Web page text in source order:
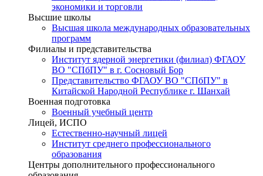
экономики и торговли
Высшие школы
Высшая школа международных образовательных
программ
Филиалы и представительства
Институт ядерной энергетики (филиал) ФГАОУ
ВО "СПбПУ" в г. Сосновый Бор
Представительство ФГАОУ ВО "СПбПУ" в
Китайской Народной Республике г. Шанхай
Военная подготовка
Военный учебный центр
Лицей, ИСПО
Естественно-научный лицей
Институт среднего профессионального
образования
Центры дополнительного профессионального